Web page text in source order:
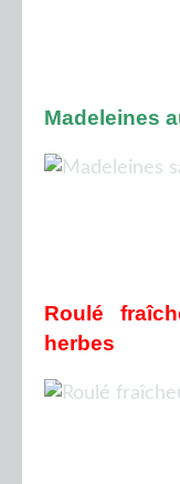
Madeleines
Roulé
herbes